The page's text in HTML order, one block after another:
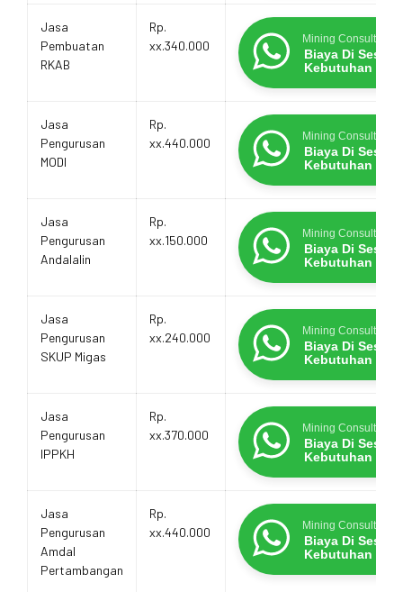
Jasa
Pembuatan
RKAB
Rp.
xx.340.000
Mining Consultants
Biaya Di
Kebutuhan
Jasa
Pengurusan
MODI
Rp.
xx.440.000
Mining Consultants
Biaya Di
Kebutuhan
Jasa
Pengurusan
Andalalin
Rp.
xx.150.000
Mining Consultants
Biaya Di
Kebutuhan
Jasa
Pengurusan
SKUP Migas
Rp.
xx.240.000
Mining Consultants
Biaya Di
Kebutuhan
Jasa
Pengurusan
IPPKH
Rp.
xx.370.000
Mining Consultants
Biaya Di
Kebutuhan
Jasa
Pengurusan
Amdal
Pertambangan
Rp.
xx.440.000
Mining Consultants
Biaya Di
Kebutuhan